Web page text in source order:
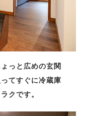
っと広めの玄関
てすぐに冷蔵庫
クです。